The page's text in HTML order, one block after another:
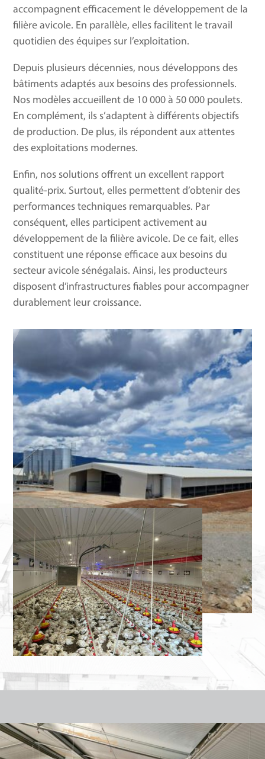
accompagnent efficacement le développement de la
filière avicole. En parallèle, elles facilitent le travail
quotidien des équipes sur l’exploitation.
Depuis plusieurs décennies, nous développons des
bâtiments adaptés aux besoins des professionnels.
Nos modèles accueillent de 10 000 à 50 000 poulets.
En complément, ils s’adaptent à différents objectifs
de production. De plus, ils répondent aux attentes
des exploitations modernes.
Enfin, nos solutions offrent un excellent rapport
qualité-prix. Surtout, elles permettent d’obtenir des
performances techniques remarquables. Par
conséquent, elles participent activement au
développement de la filière avicole. De ce fait, elles
constituent une réponse efficace aux besoins du
secteur avicole sénégalais. Ainsi, les producteurs
disposent d’infrastructures fiables pour accompagner
durablement leur croissance.